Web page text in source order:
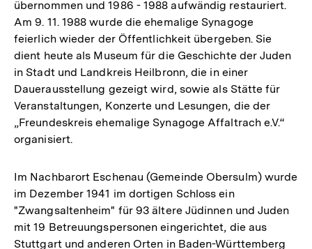
übernommen und 1986 - 1988 aufwändig restauriert.
Am 9. 11. 1988 wurde die ehemalige Synagoge
feierlich wieder der Öffentlichkeit übergeben. Sie
dient heute als Museum für die Geschichte der Juden
in Stadt und Landkreis Heilbronn, die in einer
Dauerausstellung gezeigt wird, sowie als Stätte für
Veranstaltungen, Konzerte und Lesungen, die der
„Freundeskreis ehemalige Synagoge Affaltrach e.V.“
organisiert.
Im Nachbarort Eschenau (Gemeinde Obersulm) wurde
im Dezember 1941 im dortigen Schloss ein
"Zwangsaltenheim" für 93 ältere Jüdinnen und Juden
mit 19 Betreuungspersonen eingerichtet, die aus
Stuttgart und anderen Orten in Baden-Württemberg